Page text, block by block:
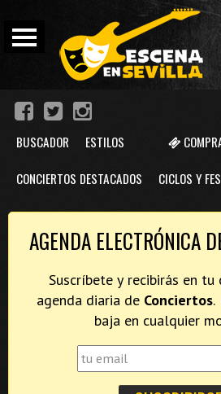
BUSCADOR ESTILOS
CONCIERTOS DESTACADOS CICLOS Y
AGENDA ELECTRÓNICA
Suscríbete y recibirás en tu
agenda diaria de Conciertos.
baja en cualquier